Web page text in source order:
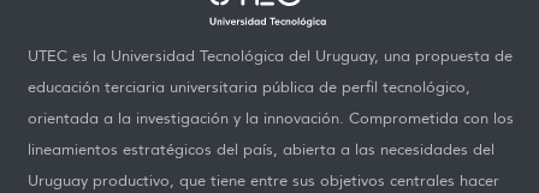
UTEC es la Universidad Tecnológica del Uruguay, una propuesta de
educación terciaria universitaria pública de perfil tecnológico,
orientada a la investigación y la innovación. Comprometida con los
lineamientos estratégicos del país, abierta a las necesidades del
Uruguay productivo, que tiene entre sus objetivos centrales hacer